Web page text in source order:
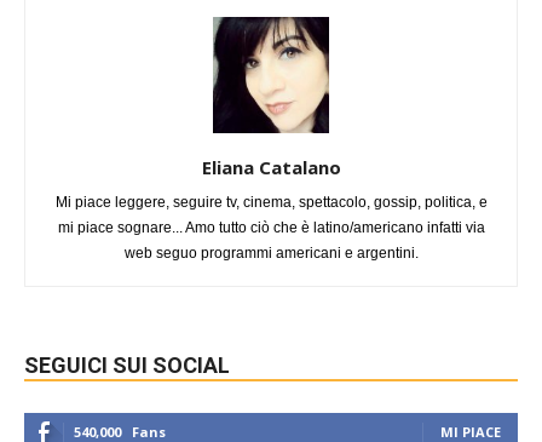
Eliana Catalano
Mi piace leggere, seguire tv, cinema, spettacolo, gossip, politica, e
mi piace sognare... Amo tutto ciò che è latino/americano infatti via
web seguo programmi americani e argentini.
SEGUICI SUI SOCIAL
540,000 Fans MI PIACE